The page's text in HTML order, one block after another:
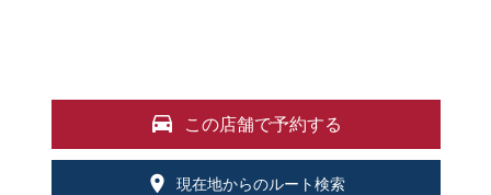
この店舗で予約する
現在地からのルート検索